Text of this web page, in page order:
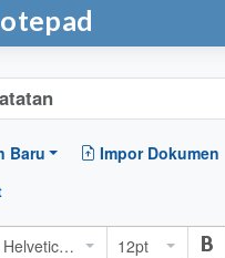
Baru Impor Dokumen
Helvetica Neue 12pt